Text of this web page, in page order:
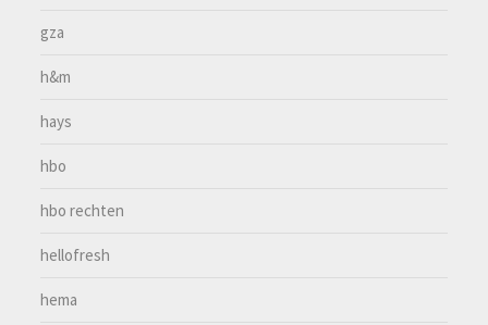
gza
h&m
hays
hbo
hbo rechten
hellofresh
hema